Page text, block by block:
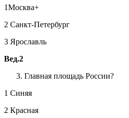
1Москва+
2 Санкт-Петербург
3 Ярославль
Вед.2
Главная площадь России?
1 Синяя
2 Красная